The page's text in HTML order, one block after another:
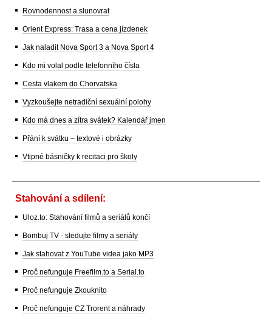
Rovnodennost a slunovrat
Orient Express: Trasa a cena jízdenek
Jak naladit Nova Sport 3 a Nova Sport 4
Kdo mi volal podle telefonního čísla
Cesta vlakem do Chorvatska
Vyzkoušejte netradiční sexuální polohy
Kdo má dnes a zítra svátek? Kalendář jmen
Přání k svátku – textové i obrázky
Vtipné básničky k recitaci pro školy
Stahování a sdílení:
Uloz.to: Stahování filmů a seriálů končí
Bombuj TV - sledujte filmy a seriály
Jak stahovat z YouTube videa jako MP3
Proč nefunguje Freefilm.to a Serial.to
Proč nefunguje Zkouknito
Proč nefunguje CZ Trorent a náhrady